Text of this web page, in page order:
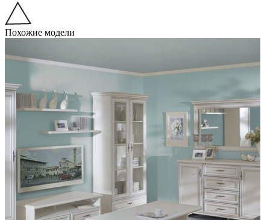
Похожие модели